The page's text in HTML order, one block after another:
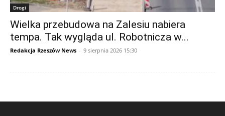
Drogi
Wielka przebudowa na Zalesiu nabiera
tempa. Tak wygląda ul. Robotnicza w...
Redakcja Rzeszów News - 9 sierpnia 2026 15:30